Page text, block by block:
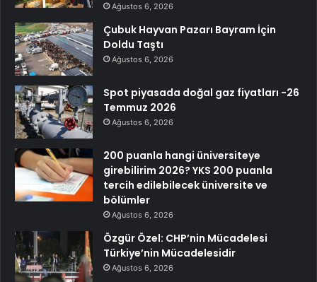
Ağustos 6, 2026
Çubuk Hayvan Pazarı Bayram İçin
Doldu Taştı
Ağustos 6, 2026
Spot piyasada doğal gaz fiyatları -26
Temmuz 2026
Ağustos 6, 2026
200 puanla hangi üniversiteye
girebilirim 2026? YKS 200 puanla
tercih edilebilecek üniversite ve
bölümler
Ağustos 6, 2026
Özgür Özel: CHP’nin Mücadelesi
Türkiye’nin Mücadelesidir
Ağustos 6, 2026